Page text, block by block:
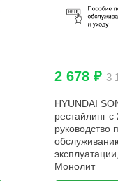
2 678 ₽3
HYUNDAI
рестайлинг
руководство
Монолит